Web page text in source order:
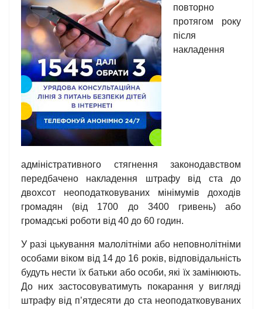
повторно
протягом року
після
накладення
адміністративного стягнення законодавством
передбачено накладення штрафу від ста до
двохсот неоподатковуваних мінімумів доходів
громадян (від 1700 до 3400 гривень) або
громадські роботи від 40 до 60 годин.
У разі цькування малолітніми або неповнолітніми
особами віком від 14 до 16 років, відповідальність
будуть нести їх батьки або особи, які їх замінюють.
До них застосовуватимуть покарання у вигляді
штрафу від п’ятдесяти до ста неоподатковуваних